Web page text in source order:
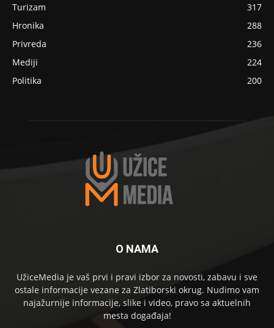
Turizam
317
Hronika
288
Privreda
236
Mediji
224
Politika
200
O NAMA
UžiceMedia je vaš prvi i pravi izbor za novosti, zabavu i sve
ostale informacije vezane za Zlatiborski okrug. Nudimo vam
najažurnije informacije, slike i video, pravo sa aktuelnih
mesta događaja!